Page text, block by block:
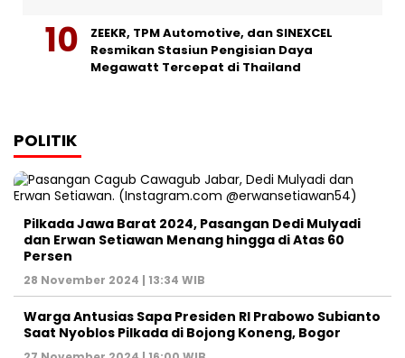
ZEEKR, TPM Automotive, dan SINEXCEL
Resmikan Stasiun Pengisian Daya
Megawatt Tercepat di Thailand
POLITIK
Pilkada Jawa Barat 2024, Pasangan Dedi Mulyadi
dan Erwan Setiawan Menang hingga di Atas 60
Persen
28 November 2024 | 13:34 WIB
Warga Antusias Sapa Presiden RI Prabowo Subianto
Saat Nyoblos Pilkada di Bojong Koneng, Bogor